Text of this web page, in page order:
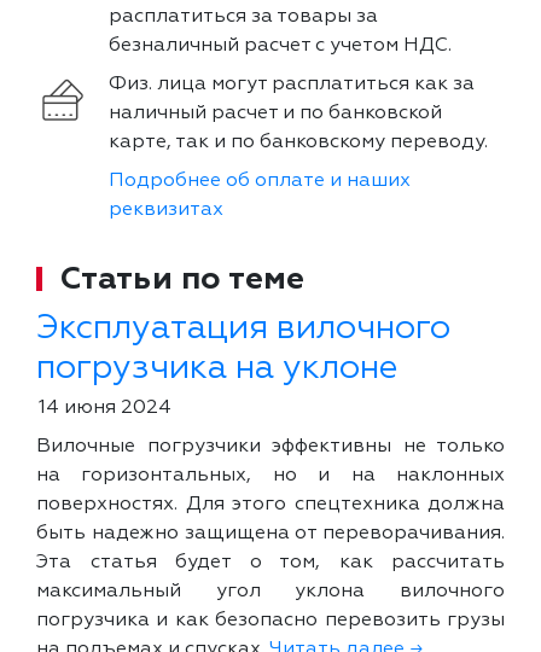
расплатиться за товары за
безналичный расчет с учетом НДС.
Физ. лица могут расплатиться как за
наличный расчет и по банковской
карте, так и по банковскому переводу.
Подробнее об оплате и наших
реквизитах
Статьи по теме
Эксплуатация вилочного
погрузчика на уклоне
14 июня 2024
Вилочные погрузчики эффективны не только
на горизонтальных, но и на наклонных
поверхностях. Для этого спецтехника должна
быть надежно защищена от переворачивания.
Эта статья будет о том, как рассчитать
максимальный угол уклона вилочного
погрузчика и как безопасно перевозить грузы